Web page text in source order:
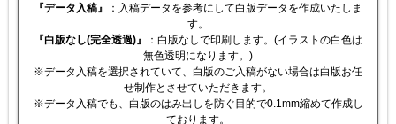
『データ入稿』
：入稿データを参考にして白版データを作成いたしま
す。
『白版なし(完全透過)』
：白版なしで印刷します。(イラストの白色は
無色透明になります。)
※データ入稿を選択されていて、白版のご入稿がない場合は白版お任
せ制作とさせていただきます。
※データ入稿でも、白版のはみ出しを防ぐ目的で0.1mm縮めて作成し
ております。